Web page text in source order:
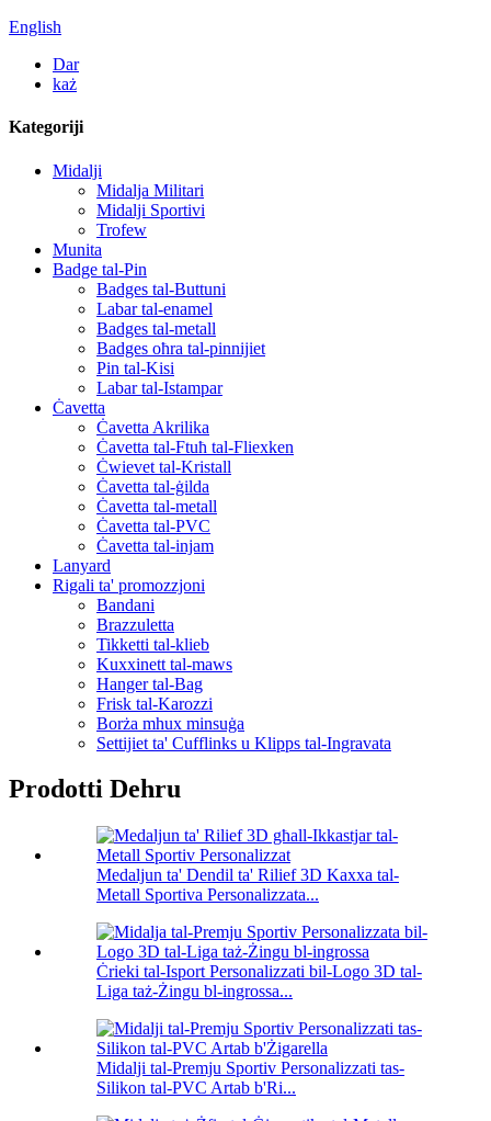
English
Dar
każ
Kategoriji
Midalji
Midalja Militari
Midalji Sportivi
Trofew
Munita
Badge tal-Pin
Badges tal-Buttuni
Labar tal-enamel
Badges tal-metall
Badges oħra tal-pinnijiet
Pin tal-Kisi
Labar tal-Istampar
Ċavetta
Ċavetta Akrilika
Ċavetta tal-Ftuħ tal-Fliexken
Ċwievet tal-Kristall
Ċavetta tal-ġilda
Ċavetta tal-metall
Ċavetta tal-PVC
Ċavetta tal-injam
Lanyard
Rigali ta' promozzjoni
Bandani
Brazzuletta
Tikketti tal-klieb
Kuxxinett tal-maws
Hanger tal-Bag
Frisk tal-Karozzi
Borża mhux minsuġa
Settijiet ta' Cufflinks u Klipps tal-Ingravata
Prodotti Dehru
Medaljun ta' Dendil ta' Rilief 3D Kaxxa tal-
Metall Sportiva Personalizzata...
Ċrieki tal-Isport Personalizzati bil-Logo 3D tal-
Liga taż-Żingu bl-ingrossa...
Midalji tal-Premju Sportiv Personalizzati tas-
Silikon tal-PVC Artab b'Ri...